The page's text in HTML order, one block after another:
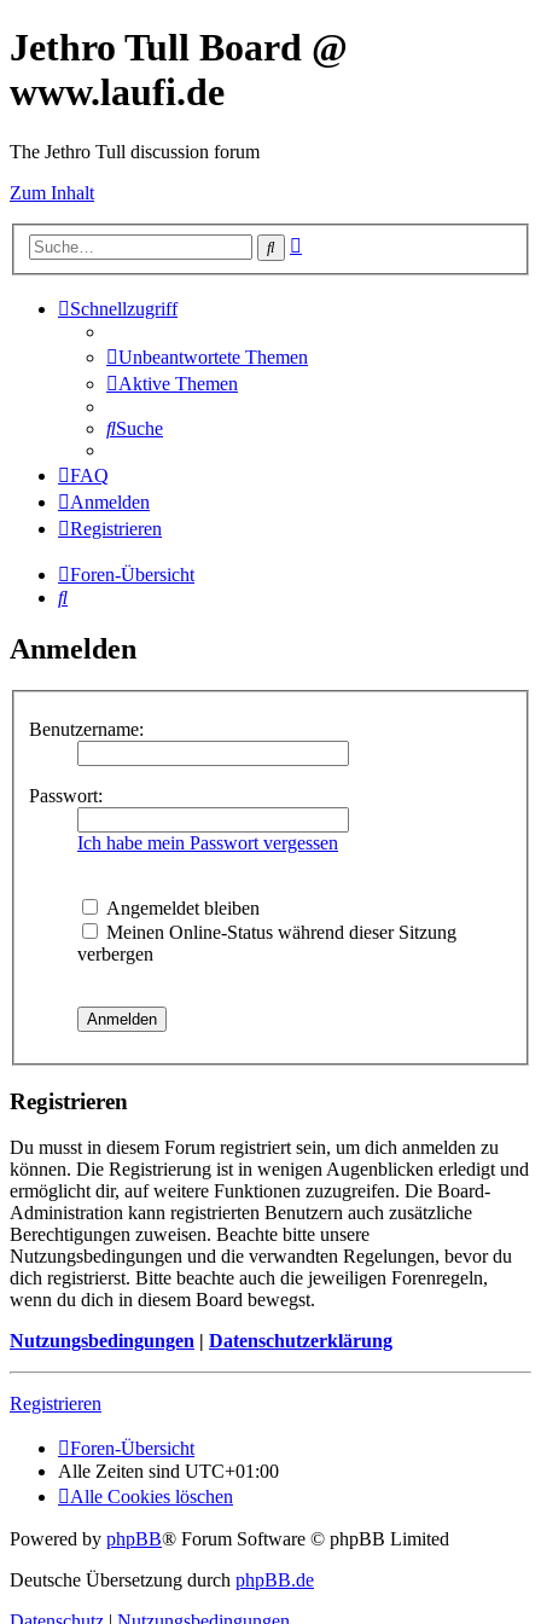
Jethro Tull Board @
www.laufi.de
The Jethro Tull discussion forum
Zum Inhalt
Suche
Schnellzugriff
Unbeantwortete Themen
Aktive Themen
Suche
FAQ
Anmelden
Registrieren
Foren-Übersicht
Suche
Anmelden
Benutzername:
Passwort:
Ich habe mein Passwort vergessen
Angemeldet bleiben
Meinen Online-Status während dieser Sitzung
verbergen
Registrieren
Du musst in diesem Forum registriert sein, um dich anmelden zu
können. Die Registrierung ist in wenigen Augenblicken erledigt und
ermöglicht dir, auf weitere Funktionen zuzugreifen. Die Board-
Administration kann registrierten Benutzern auch zusätzliche
Berechtigungen zuweisen. Beachte bitte unsere
Nutzungsbedingungen und die verwandten Regelungen, bevor du
dich registrierst. Bitte beachte auch die jeweiligen Forenregeln,
wenn du dich in diesem Board bewegst.
Nutzungsbedingungen | Datenschutzerklärung
Registrieren
Foren-Übersicht
Alle Zeiten sind UTC+01:00
Alle Cookies löschen
Powered by phpBB® Forum Software © phpBB Limited
Deutsche Übersetzung durch phpBB.de